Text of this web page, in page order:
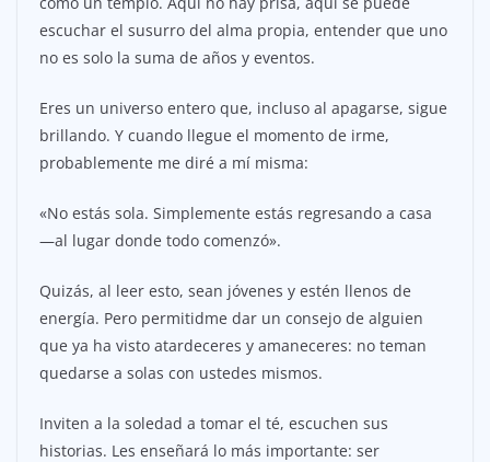
escuchar el susurro del alma propia, entender que uno
no es solo la suma de años y eventos.
Eres un universo entero que, incluso al apagarse, sigue
brillando. Y cuando llegue el momento de irme,
probablemente me diré a mí misma:
«No estás sola. Simplemente estás regresando a casa
—al lugar donde todo comenzó».
Quizás, al leer esto, sean jóvenes y estén llenos de
energía. Pero permitidme dar un consejo de alguien
que ya ha visto atardeceres y amaneceres: no teman
quedarse a solas con ustedes mismos.
Inviten a la soledad a tomar el té, escuchen sus
historias. Les enseñará lo más importante: ser